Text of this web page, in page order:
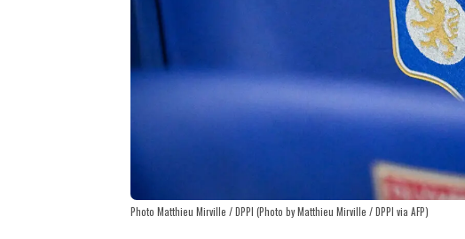
Photo Matthieu Mirville / DPPI (Photo by Matthieu Mirville / DPPI via AFP)